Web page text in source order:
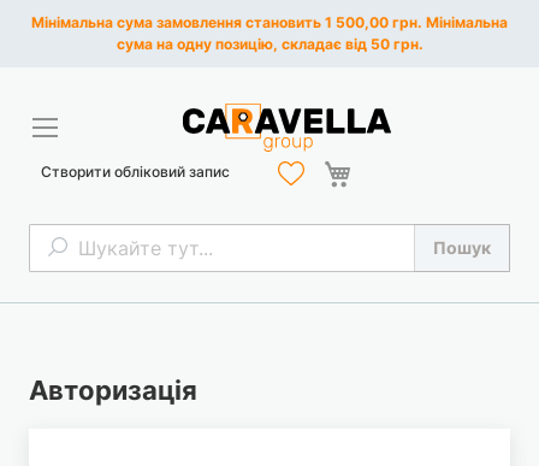
Мінімальна сума замовлення становить 1 500,00 грн. Мінімальна
сума на одну позицію, складає від 50 грн.
Пошук Пошук
Створити обліковий запис
Авторизація